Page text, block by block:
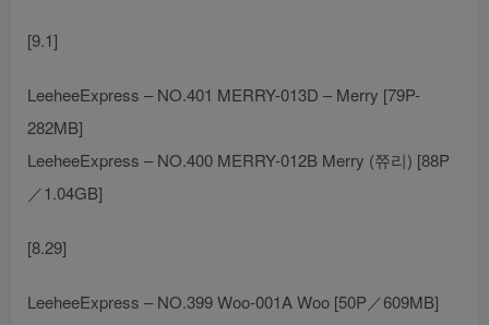
[9.1]
LeeheeExpress – NO.401 MERRY-013D – Merry [79P-
282MB]
LeeheeExpress – NO.400 MERRY-012B Merry (쮸리) [88P
／1.04GB]
[8.29]
LeeheeExpress – NO.399 Woo-001A Woo [50P／609MB]